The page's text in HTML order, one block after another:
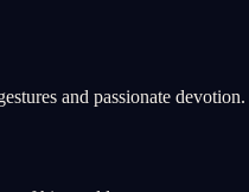
and passionate devotion.